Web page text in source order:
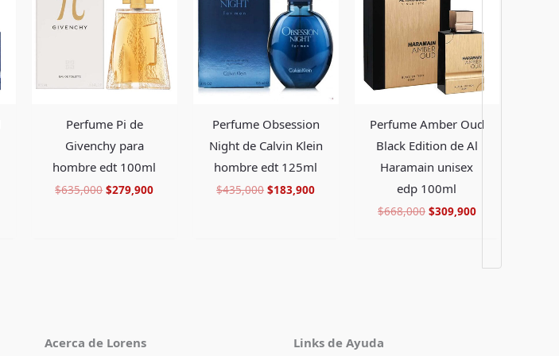
Perfume Pi de
Givenchy para
hombre edt 100ml
$635,000
era:
$635,000.
$279,900
es:
$279,900.
Perfume Obsession
Night de Calvin Klein
hombre edt 125ml
$435,000
era:
$435,000.
$183,900
$183,900.
Perfume Amber Oud
Black Edition de Al
Haramain unisex
edp 100ml
$668,000
era:
$668,000.
$309,900
Acerca de Lorens Links de Ayuda